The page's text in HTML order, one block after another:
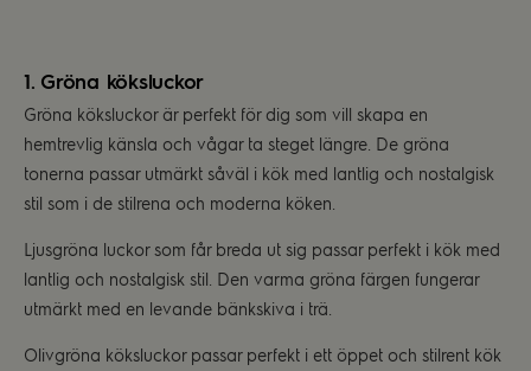
1. Gröna köksluckor
Gröna köksluckor är perfekt för dig som vill skapa en
hemtrevlig känsla och vågar ta steget längre. De gröna
tonerna passar utmärkt såväl i kök med lantlig och nostalgisk
stil som i de stilrena och moderna köken.
Ljusgröna luckor som får breda ut sig passar perfekt i kök med
lantlig och nostalgisk stil. Den varma gröna färgen fungerar
utmärkt med en levande bänkskiva i trä.
Olivgröna köksluckor passar perfekt i ett öppet och stilrent kök